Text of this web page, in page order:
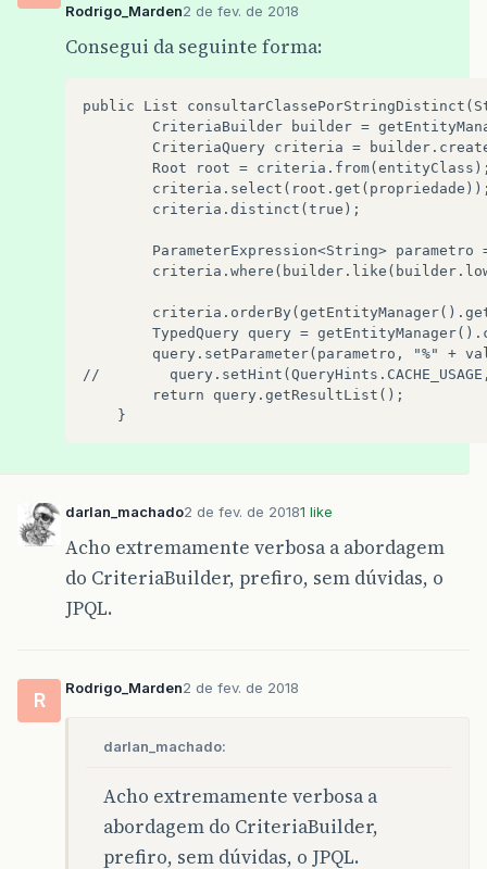
Rodrigo_Marden2 de fev. de 2018
Consegui da seguinte forma:
public List
CriteriaBuilder builder =
CriteriaQuery criteria =
Root root =
        criteria.distinct(true);
ParameterExpression<String> parametro
TypedQuery query =
query.setParameter(parametro, "%" +
//        query.setHint(QueryHints.CACHE_USAGE,
        return query.getResultList();
darlan_machado2 de fev. de 20181 like
Acho extremamente verbosa a abordagem
do CriteriaBuilder, prefiro, sem dúvidas, o
JPQL.
R
Rodrigo_Marden2 de fev. de 2018
darlan_machado:
Acho extremamente verbosa a
abordagem do CriteriaBuilder,
prefiro, sem dúvidas, o JPQL.